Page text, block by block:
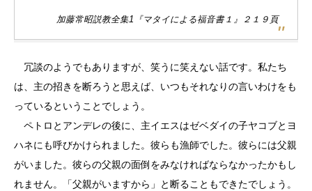
加藤常昭説教全集1『マタイによる福音書１』２１９頁
冗談のようでもありますが、笑うに笑えない話です。私たち
は、主の招きを断ろうと思えば、いつもそれなりの言いわけをも
っているということでしょう。
ペトロとアンデレの後に、主イエスはゼベダイの子ヤコブとヨ
ハネにも呼びかけられました。彼らも漁師でした。彼らには父親
がいました。彼らの父親の面倒をみなければならなかったかもし
れません。「父親がいますから」と断ることもできたでしょう。